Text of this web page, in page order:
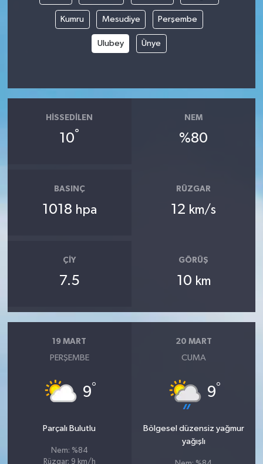
Kumru Mesudiye Perşembe
Ulubey Ünye
HISSEDILEN
10°
NEM
%80
BASINÇ
1018 hpa
RÜZGAR
12 km/s
ÇIY
7.5
GÖRÜŞ
10 km
19 MART
PERŞEMBE
9°
Parçalı Bulutlu
Nem: %84
Rüzgar: 9 km/h
20 MART
CUMA
9°
Bölgesel düzensiz yağmur
yağışlı